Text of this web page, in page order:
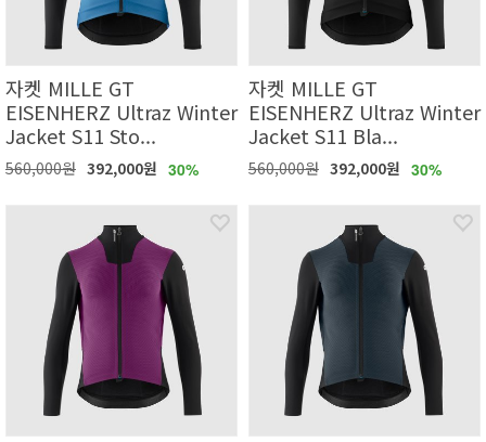
자켓 MILLE GT
EISENHERZ Ultraz Winter
Jacket S11 Sto...
560,000원 392,000원 30%
자켓 MILLE GT
EISENHERZ Ultraz Winter
Jacket S11 Bla...
560,000원 392,000원 30%